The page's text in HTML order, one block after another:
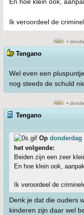
En hoe klein ook,
Ik veroordeel de
•
Tengano
Wel even een
nog steeds de schuld
•
Tengano
Op donderdag
het volgende:
Beiden zijn een zeer
En hoe klein ook,
Ik veroordeel de
Denk je dat die ouders
kinderen zijn daar wel